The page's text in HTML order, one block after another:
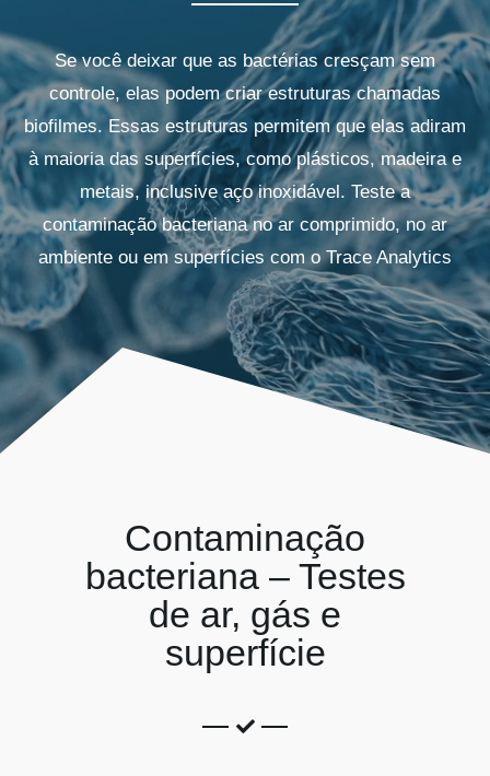
AirCheck Academy
Kits AirCheck
Account
Se você deixar que as bactérias cresçam sem
controle, elas podem criar estruturas chamadas
biofilmes. Essas estruturas permitem que elas adiram
à maioria das superfícies, como plásticos, madeira e
metais, inclusive aço inoxidável. Teste a
contaminação bacteriana no ar comprimido, no ar
ambiente ou em superfícies com o Trace Analytics
Contaminação
bacteriana – Testes
de ar, gás e
superfície